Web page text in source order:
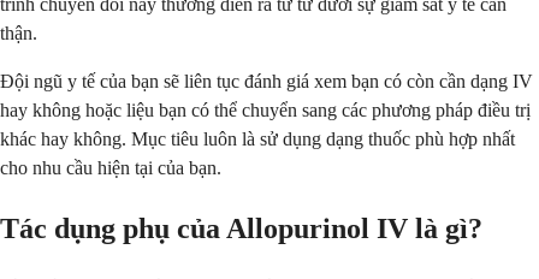
trình chuyển đổi này thường diễn ra từ từ dưới sự giám sát y tế cẩn
thận.
Đội ngũ y tế của bạn sẽ liên tục đánh giá xem bạn có còn cần dạng IV
hay không hoặc liệu bạn có thể chuyển sang các phương pháp điều trị
khác hay không. Mục tiêu luôn là sử dụng dạng thuốc phù hợp nhất
cho nhu cầu hiện tại của bạn.
Tác dụng phụ của Allopurinol IV là gì?